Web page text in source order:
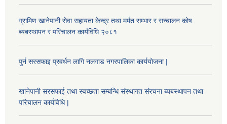
ग्रामिण खानेपानी सेवा सहायता केन्द्र तथा मर्मत सम्भार र सन्चालन कोष
ब्यबस्थापन र परिचालन कार्यविधि २०८१
पुर्न सरसफाइ प्रवर्धन लागि नलगाड नगरपालिका कार्ययोजना |
खानेपानी सरसफाई तथा स्वच्छता सम्बन्धि संस्थागत संरचना ब्यबस्थापन तथा
परिचालन कार्यविधि |